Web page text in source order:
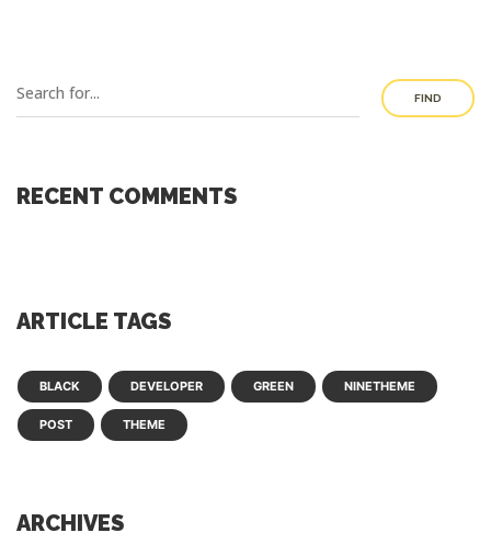
FIND
RECENT COMMENTS
ARTICLE TAGS
BLACK DEVELOPER GREEN NINETHEME
POST THEME
ARCHIVES